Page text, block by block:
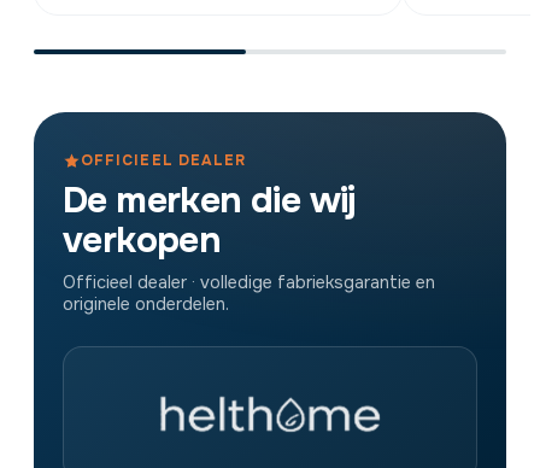
OFFICIEEL DEALER
De merken die wij
verkopen
Officieel dealer · volledige fabrieksgarantie en
originele onderdelen.